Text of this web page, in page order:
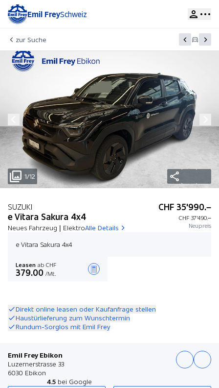
Emil FreySchweiz
zur Suche
1/12
SUZUKI
e Vitara Sakura 4x4
Neues Fahrzeug | ElektroAlle Details
CHF 35'990.–
CHF 37'490.–
Neupreis
e Vitara Sakura 4x4
Leasen ab CHF
379.00 /Mt.
Direkt online leasen oder Kaufanfrage stellen
Haustürlieferung zum Wunschtermin
Rundum-Sorglos mit Emil Frey
Emil Frey Ebikon
Luzernerstrasse 33
6030 Ebikon
4.5 bei Google